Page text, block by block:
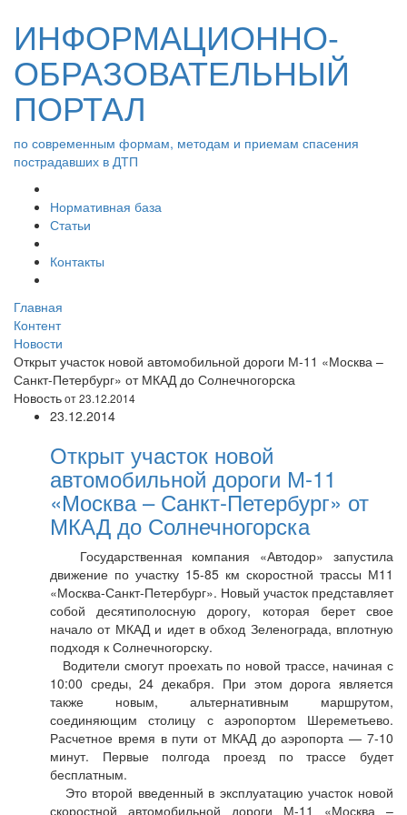
ИНФОРМАЦИОННО-
ОБРАЗОВАТЕЛЬНЫЙ
ПОРТАЛ
по современным формам, методам и приемам спасения
пострадавших в ДТП
Нормативная база
Статьи
Контакты
Главная
Контент
Новости
Открыт участок новой автомобильной дороги М-11 «Москва –
Санкт-Петербург» от МКАД до Солнечногорска
Новостьот 23.12.2014
23.12.2014
Открыт участок новой
автомобильной дороги М-11
«Москва – Санкт-Петербург» от
МКАД до Солнечногорска
Государственная компания «Автодор» запустила
движение по участку 15-85 км скоростной трассы М11
«Москва-Санкт-Петербург». Новый участок представляет
собой десятиполосную дорогу, которая берет свое
начало от МКАД и идет в обход Зеленограда, вплотную
подходя к Солнечногорску.
Водители смогут проехать по новой трассе, начиная с
10:00 среды, 24 декабря. При этом дорога является
также новым, альтернативным маршрутом,
соединяющим столицу с аэропортом Шереметьево.
Расчетное время в пути от МКАД до аэропорта — 7-10
минут. Первые полгода проезд по трассе будет
бесплатным.
Это второй введенный в эксплуатацию участок новой
скоростной автомобильной дороги М-11 «Москва –